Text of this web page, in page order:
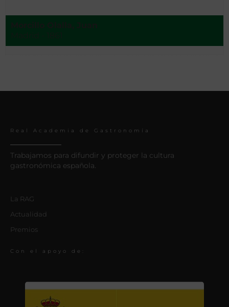
Real Academia de Gastronomía
Trabajamos para difundir y proteger la cultura
gastronómica española.
La RAG
Actualidad
Premios
Con el apoyo de: